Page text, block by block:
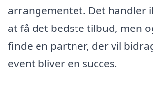
arrangementet. Det handler
at få det bedste tilbud, men
finde en partner, der vil
event bliver en succes.